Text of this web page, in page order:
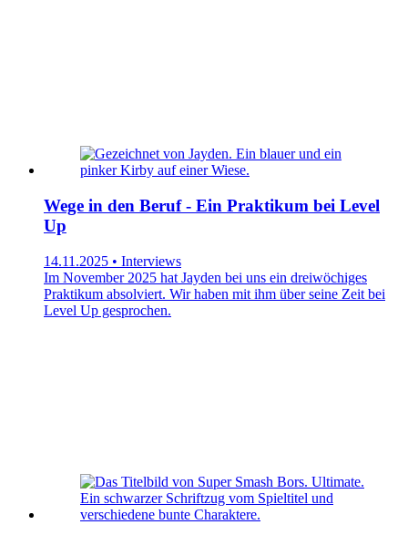
Wege in den Beruf - Ein Praktikum bei Level
Up
14.11.2025 • Interviews
Im November 2025 hat Jayden bei uns ein dreiwöchiges
Praktikum absolviert. Wir haben mit ihm über seine Zeit bei
Level Up gesprochen.